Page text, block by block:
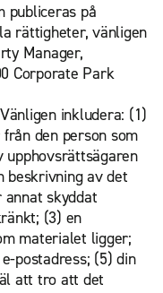
publiceras på
rättigheter, vänligen
Manager,
Corporate Park
inkludera: (1)
den person som
upphovsrättsägaren
beskrivning av det
skyddat
(3) en
materialet ligger;
postadress; (5) din
att tro att det